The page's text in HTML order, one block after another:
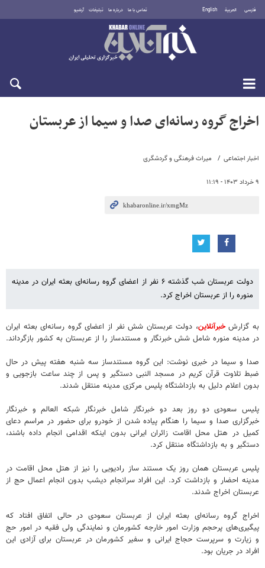
فارسی العربية English تماس با ما درباره ما تبلیغات آرشیو
جمعه ۱۶ مرداد ۱۴۰۵
اخبار اجتماعی میراث فرهنگی و گردشگری
۹ خرداد ۱۴۰۳ - ۱۱:۱۹
اخراج گروه رسانه‌ای صدا و سیما از عربستان
دولت عربستان شب گذشته ۶ نفر از اعضای گروه رسانه‌ای بعثه ایران در مدینه
منوره را از عربستان اخراج کرد.
به گزارشخبرآنلاین، دولت عربستان شش نفر از اعضای گروه رسانه‌ای بعثه ایران
در مدینه منوره شامل شش خبرنگار و مستندساز را از عربستان به کشور بازگرداند.
صدا و سیما در خبری نوشت: این گروه مستندساز سه شنبه هفته پیش در حال
ضبط تلاوت قرآن کریم در مسجد النبی دستگیر و پس از چند ساعت بازجویی و
بدون اعلام دلیل به بازداشتگاه پلیس مرکزی مدینه منتقل شدند.
پلیس سعودی دو روز بعد دو خبرنگار شامل خبرنگار شبکه العالم و خبرنگار
خبرگزاری صدا و سیما را هنگام پیاده شدن از خودرو برای حضور در مراسم دعای
کمیل در هتل محل اقامت زائران ایرانی بدون اینکه اقدامی انجام داده باشند،
دستگیر و به بازداشتگاه منتقل کرد.
پلیس عربستان همان روز یک مستند ساز رادیویی را نیز از هتل محل اقامت در
مدینه احضار و بازداشت کرد. این افراد سرانجام دیشب بدون انجام اعمال حج از
عربستان اخراج شدند.
اخراج گروه رسانه‌ای بعثه ایران از عربستان سعودی در حالی اتفاق افتاد که
پیگیری‌های پرحجم وزارت امور خارجه کشورمان و نمایندگی ولی فقیه در امور حج
و زیارت و سرپرست حجاج ایرانی و سفیر کشورمان در عربستان برای آزادی این
افراد در جریان بود.